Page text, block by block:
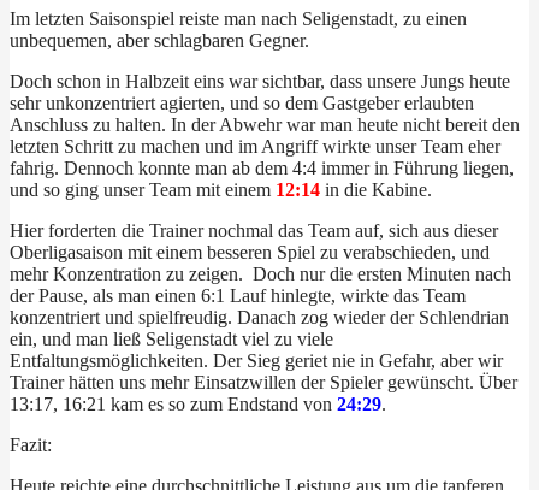
Im letzten Saisonspiel reiste man nach Seligenstadt, zu einen
unbequemen, aber schlagbaren Gegner.
Doch schon in Halbzeit eins war sichtbar, dass unsere Jungs heute
sehr unkonzentriert agierten, und so dem Gastgeber erlaubten
Anschluss zu halten. In der Abwehr war man heute nicht bereit den
letzten Schritt zu machen und im Angriff wirkte unser Team eher
fahrig. Dennoch konnte man ab dem 4:4 immer in Führung liegen,
und so ging unser Team mit einem 12:14 in die Kabine.
Hier forderten die Trainer nochmal das Team auf, sich aus dieser
Oberligasaison mit einem besseren Spiel zu verabschieden, und
mehr Konzentration zu zeigen. Doch nur die ersten Minuten nach
der Pause, als man einen 6:1 Lauf hinlegte, wirkte das Team
konzentriert und spielfreudig. Danach zog wieder der Schlendrian
ein, und man ließ Seligenstadt viel zu viele
Entfaltungsmöglichkeiten. Der Sieg geriet nie in Gefahr, aber wir
Trainer hätten uns mehr Einsatzwillen der Spieler gewünscht. Über
13:17, 16:21 kam es so zum Endstand von 24:29.
Fazit:
Heute reichte eine durchschnittliche Leistung aus um die tapferen